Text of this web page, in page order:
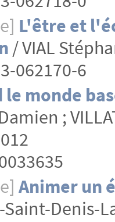
L'être et
/ VIAL
062170-6
le monde
;
Animer un
Denis-